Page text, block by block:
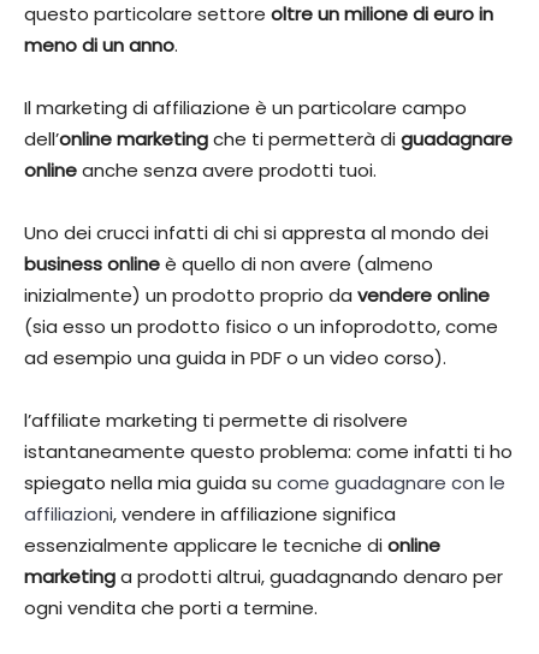
questo particolare settore oltre un milione di euro in
meno di un anno.
Il marketing di affiliazione è un particolare campo
dell’online marketingche ti permetterà diguadagnare
onlineanche senza avere prodotti tuoi.
Uno dei crucci infatti di chi si appresta al mondo dei
business onlineè quello di non avere (almeno
inizialmente) un prodotto proprio da vendere online
(sia esso un prodotto fisico o un infoprodotto, come
ad esempio una guida in PDF o un video corso).
l’affiliate marketing ti permette di risolvere
istantaneamente questo problema: come infatti ti ho
spiegato nella mia guida su come guadagnare con le
affiliazioni, vendere in affiliazione significa
essenzialmente applicare le tecniche dionline
marketinga prodotti altrui, guadagnando denaro per
ogni vendita che porti a termine.